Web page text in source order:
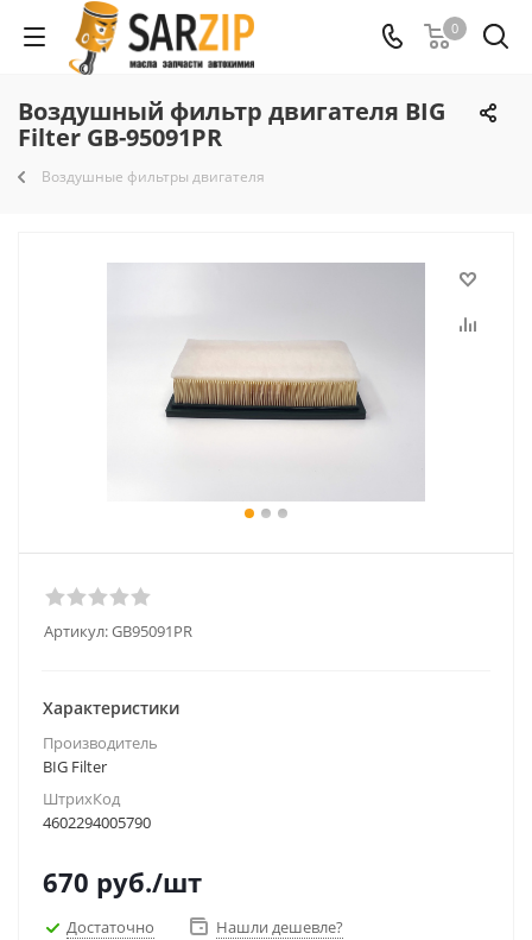
0
Воздушный фильтр двигателя BIG
Filter GB-95091PR
Воздушные фильтры двигателя
Артикул:GB95091PR
Характеристики
Производитель
BIG Filter
ШтрихКод
4602294005790
670 руб./шт
Достаточно Нашли дешевле?